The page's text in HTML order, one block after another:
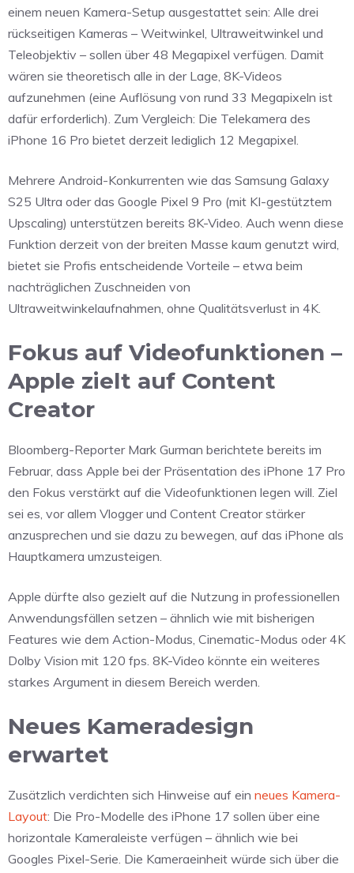
einem neuen Kamera-Setup ausgestattet sein: Alle drei
rückseitigen Kameras – Weitwinkel, Ultraweitwinkel und
Teleobjektiv – sollen über 48 Megapixel verfügen. Damit
wären sie theoretisch alle in der Lage, 8K-Videos
aufzunehmen (eine Auflösung von rund 33 Megapixeln ist
dafür erforderlich). Zum Vergleich: Die Telekamera des
iPhone 16 Pro bietet derzeit lediglich 12 Megapixel.
Mehrere Android-Konkurrenten wie das Samsung Galaxy
S25 Ultra oder das Google Pixel 9 Pro (mit KI-gestütztem
Upscaling) unterstützen bereits 8K-Video. Auch wenn diese
Funktion derzeit von der breiten Masse kaum genutzt wird,
bietet sie Profis entscheidende Vorteile – etwa beim
nachträglichen Zuschneiden von
Ultraweitwinkelaufnahmen, ohne Qualitätsverlust in 4K.
Fokus auf Videofunktionen –
Apple zielt auf Content
Creator
Bloomberg-Reporter Mark Gurman berichtete bereits im
Februar, dass Apple bei der Präsentation des iPhone 17 Pro
den Fokus verstärkt auf die Videofunktionen legen will. Ziel
sei es, vor allem Vlogger und Content Creator stärker
anzusprechen und sie dazu zu bewegen, auf das iPhone als
Hauptkamera umzusteigen.
Apple dürfte also gezielt auf die Nutzung in professionellen
Anwendungsfällen setzen – ähnlich wie mit bisherigen
Features wie dem Action-Modus, Cinematic-Modus oder 4K
Dolby Vision mit 120 fps. 8K-Video könnte ein weiteres
starkes Argument in diesem Bereich werden.
Neues Kameradesign
erwartet
Zusätzlich verdichten sich Hinweise auf ein neues Kamera-
Layout: Die Pro-Modelle des iPhone 17 sollen über eine
horizontale Kameraleiste verfügen – ähnlich wie bei
Googles Pixel-Serie. Die Kameraeinheit würde sich über die